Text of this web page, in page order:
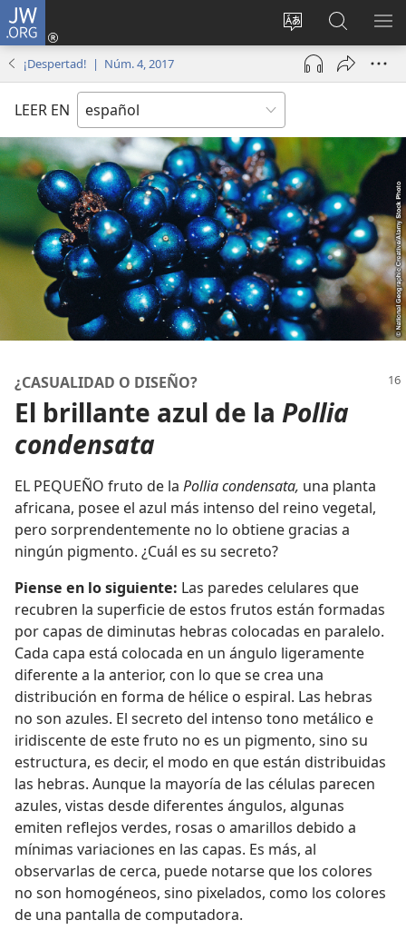
JW.ORG
Cambiar
idioma
del sitio
Iniciar
sesión
(abre
nueva
en
jw.org
¡Despertad! | Núm. 4, 2017
LEER EN
¿CASUALIDAD O DISEÑO?
El brillante azul de la Pollia
condensata
EL PEQUEÑO fruto de la Pollia condensata, una planta
africana, posee el azul más intenso del reino vegetal,
pero sorprendentemente no lo obtiene gracias a
ningún pigmento. ¿Cuál es su secreto?
Piense en lo siguiente: Las paredes celulares que
recubren la superficie de estos frutos están formadas
por capas de diminutas hebras colocadas en paralelo.
Cada capa está colocada en un ángulo ligeramente
diferente a la anterior, con lo que se crea una
distribución en forma de hélice o espiral. Las hebras
no son azules. El secreto del intenso tono metálico e
iridiscente de este fruto no es un pigmento, sino su
estructura, es decir, el modo en que están distribuidas
las hebras. Aunque la mayoría de las células parecen
azules, vistas desde diferentes ángulos, algunas
emiten reflejos verdes, rosas o amarillos debido a
mínimas variaciones en las capas. Es más, al
observarlas de cerca, puede notarse que los colores
no son homogéneos, sino pixelados, como los colores
de una pantalla de computadora.